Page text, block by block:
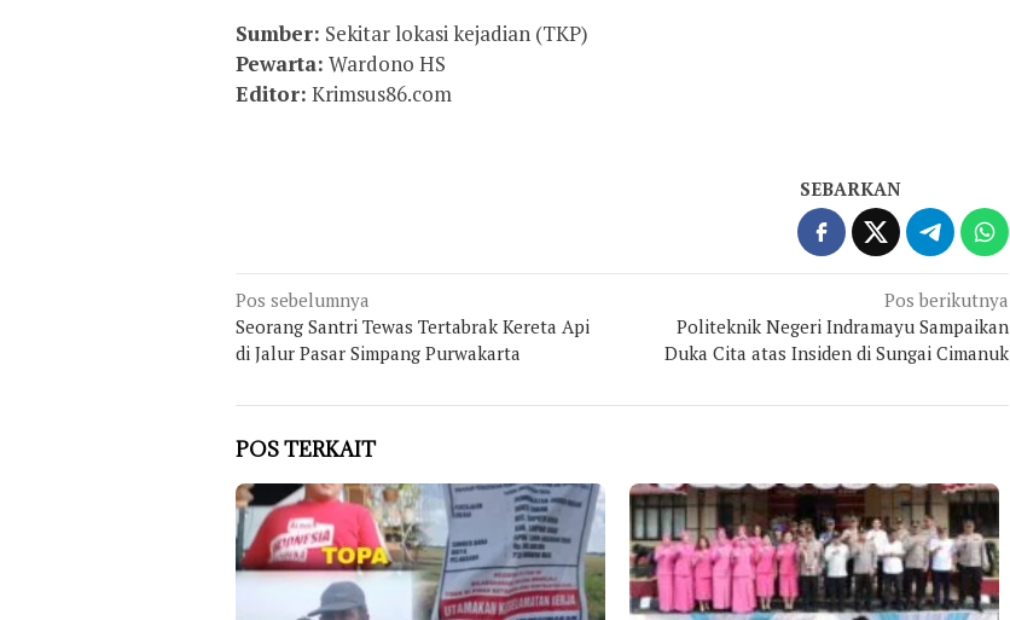
Sumber: Sekitar lokasi kejadian (TKP)
Pewarta: Wardono HS
Editor: Krimsus86.com
SEBARKAN
Navigasi
pos
Pos sebelumnya
Seorang Santri Tewas Tertabrak Kereta Api
di Jalur Pasar Simpang Purwakarta
Pos berikutnya
Politeknik Negeri Indramayu Sampaikan
Duka Cita atas Insiden di Sungai Cimanuk
POS TERKAIT